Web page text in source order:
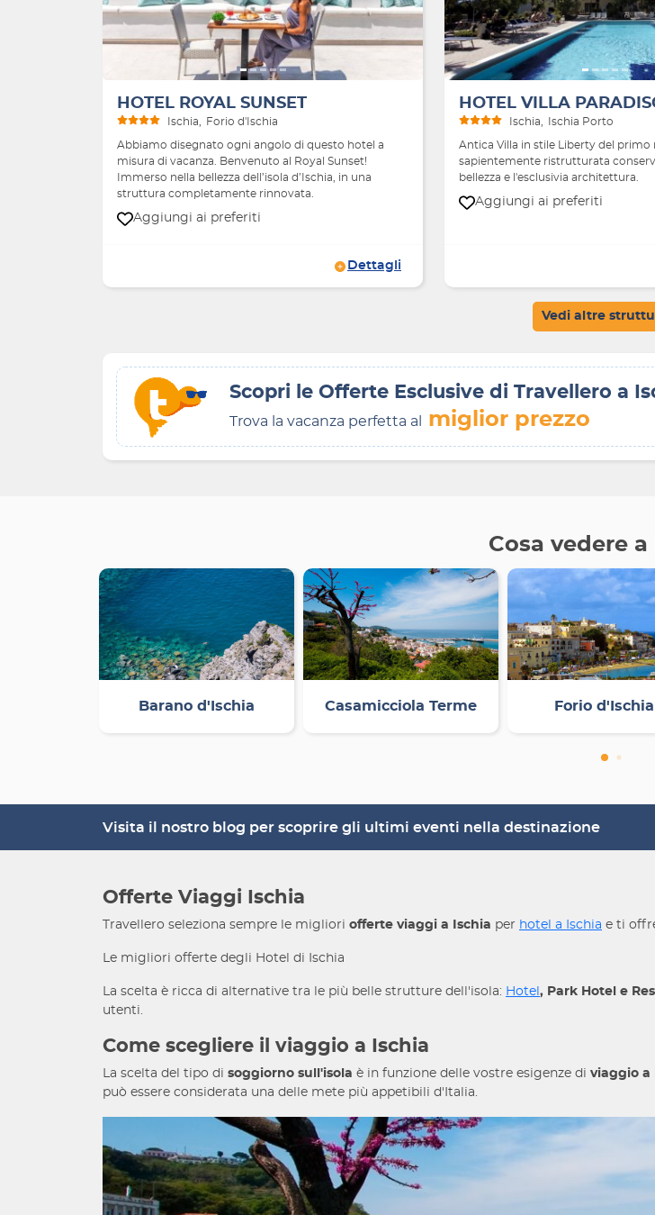
HOTEL ROYAL SUNSET
Ischia Forio d'Ischia
Abbiamo disegnato ogni angolo di questo hotel a
misura di vacanza. Benvenuto al Royal Sunset!
Immerso nella bellezza dell’isola d’Ischia, in una
struttura completamente rinnovata.
Aggiungi ai preferiti
Dettagli
HOTEL VILLA
Ischia Ischia Porto
Antica Villa in stile Liberty del primo
sapientemente ristrutturata
bellezza e l'esclusivia architettura.
Aggiungi ai preferiti
Vedi altre
Scopri le Offerte Esclusive di Travellero a
Trova la vacanza perfetta al miglior prezzo
Cosa vedere a
Barano d'Ischia Casamicciola Terme Forio d'Ischia
Visita il nostro blog per scoprire gli ultimi eventi nella destinazione
Offerte Viaggi Ischia
Travellero seleziona sempre le migliori offerte viaggi a Ischia per hotel a Ischia e ti
Le migliori offerte degli Hotel di Ischia
La scelta è ricca di alternative tra le più belle strutture dell'isola: Hotel , Park Hotel e
utenti.
Come scegliere il viaggio a Ischia
La scelta del tipo di soggiorno sull'isola è in funzione delle vostre esigenze di viaggio a
può essere considerata una delle mete più appetibili d'Italia.